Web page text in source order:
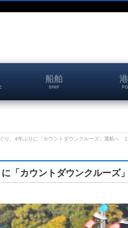
船舶
SHIP
り、4年ぶりに「カウントダウンクルーズ」運航へ
「カウントダウンクルー